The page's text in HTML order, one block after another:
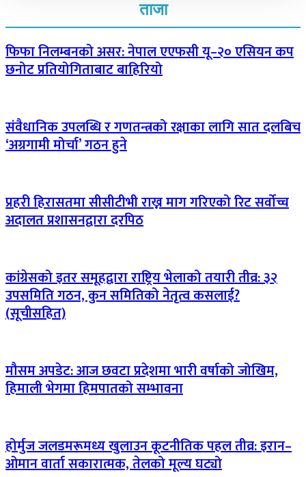
ताजा
फिफा निलम्बनको असर: नेपाल एएफसी यू–२० एसियन कप
छनोट प्रतियोगिताबाट बाहिरियो
संवैधानिक उपलब्धि र गणतन्त्रको रक्षाका लागि सात दलबिच
‘अग्रगामी मोर्चा’ गठन हुने
प्रहरी हिरासतमा सीसीटीभी राख्न माग गरिएको रिट सर्वोच्च
अदालत प्रशासनद्वारा दरपिठ
कांग्रेसको इतर समूहद्वारा राष्ट्रिय भेलाको तयारी तीव्र: ३२
उपसमिति गठन, कुन समितिको नेतृत्व कसलाई?
(सूचीसहित)
मौसम अपडेट: आज छवटा प्रदेशमा भारी वर्षाको जोखिम,
हिमाली भेगमा हिमपातको सम्भावना
होर्मुज जलडमरूमध्य खुलाउन कूटनीतिक पहल तीव्र: इरान–
ओमान वार्ता सकारात्मक, तेलको मूल्य घट्यो